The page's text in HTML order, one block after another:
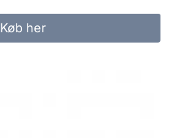
Køb her